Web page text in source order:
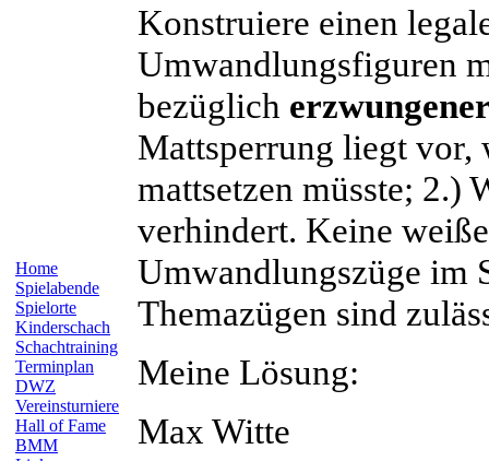
Home
Spielabende
Spielorte
Kinderschach
Schachtraining
Terminplan
DWZ
Vereinsturniere
Hall of Fame
BMM
Konstruiere einen
Umwandlungsfiguren
bezüglich
Mattsperrung liegt vor,
mattsetzen müsste; 2.)
verhindert. Keine
Umwandlungszüge im
Themazügen sind
Meine Lösung:
Max Witte